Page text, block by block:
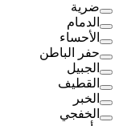
ضرية
الدمام
الأحساء
حفر الباطن
الجبيل
القطيف
الخبر
الخفجي